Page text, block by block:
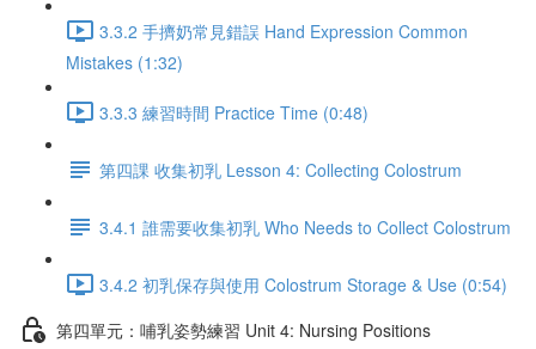
3.3.2 手擠奶常見錯誤 Hand Expression Common
Mistakes (1:32)
3.3.3 練習時間 Practice Time (0:48)
第四課 收集初乳 Lesson 4: Collecting Colostrum
3.4.1 誰需要收集初乳 Who Needs to Collect Colostrum
3.4.2 初乳保存與使用 Colostrum Storage & Use (0:54)
第四單元：哺乳姿勢練習 Unit 4: Nursing Positions